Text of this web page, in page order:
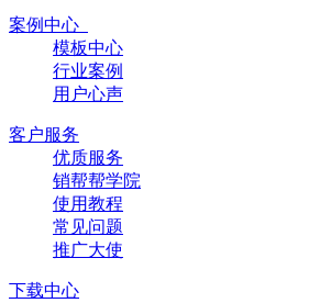
案例中心
模板中心
行业案例
用户心声
客户服务
优质服务
销帮帮学院
使用教程
常见问题
推广大使
下载中心